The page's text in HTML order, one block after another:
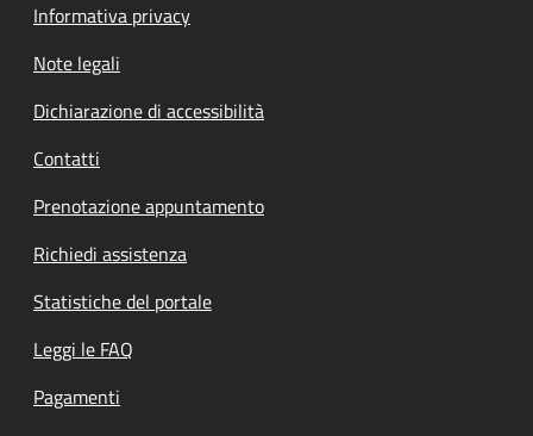
Informativa privacy
Note legali
Dichiarazione di accessibilità
Contatti
Prenotazione appuntamento
Richiedi assistenza
Statistiche del portale
Leggi le FAQ
Pagamenti